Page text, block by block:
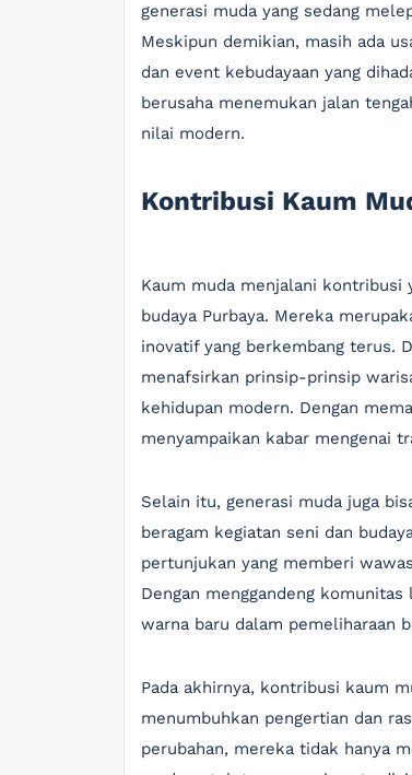
generasi muda yang sedang
Meskipun demikian, masih ada
dan event kebudayaan yang
berusaha menemukan jalan
nilai modern.
Kontribusi Kaum
Kaum muda menjalani kontribusi
budaya Purbaya. Mereka
inovatif yang berkembang terus.
menafsirkan prinsip-prinsip
kehidupan modern. Dengan
menyampaikan kabar mengenai
Selain itu, generasi muda juga
beragam kegiatan seni dan
pertunjukan yang memberi
Dengan menggandeng
warna baru dalam pemeliharaan
Pada akhirnya, kontribusi kaum
menumbuhkan pengertian dan
perubahan, mereka tidak hanya